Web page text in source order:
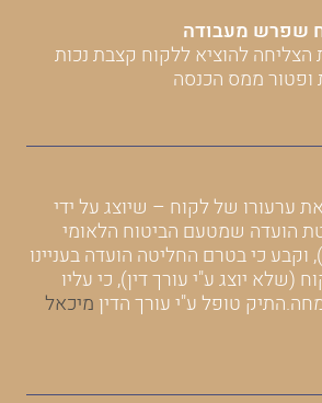
שפרש מעבודה
להוציא ללקוח קצבת נכות
ופטור ממס הכנסה
ערעורו של לקוח – שיוצג על ידי
הועדה שמטעם הביטוח הלאומי
כי בטרם החליטה הועדה בעניינו
(שלא יוצג ע"י עורך דין), כי עליו
טופל ע"י עורך הדין מיכאל